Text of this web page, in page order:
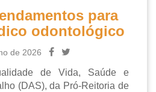
para
odontológico
de 2026
de Vida, Saúde e
(DAS), da Pró-Reitoria de